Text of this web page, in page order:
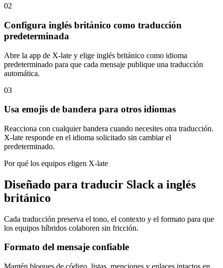
02
Configura inglés británico como traducción
predeterminada
Abre la app de X-late y elige inglés británico como idioma
predeterminado para que cada mensaje publique una traducción
automática.
03
Usa emojis de bandera para otros idiomas
Reacciona con cualquier bandera cuando necesites otra traducción.
X-late responde en el idioma solicitado sin cambiar el
predeterminado.
Por qué los equipos eligen X-late
Diseñado para traducir Slack a inglés
británico
Cada traducción preserva el tono, el contexto y el formato para que
los equipos híbridos colaboren sin fricción.
Formato del mensaje confiable